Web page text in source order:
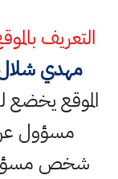
التعريف
مهدي
الموقع يخضع
مسؤول عن
شخص مسؤول